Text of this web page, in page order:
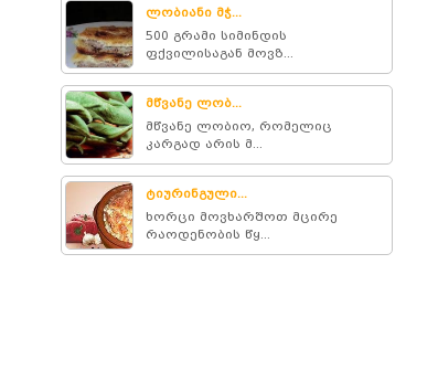
ლობიანი მჭ...
500 გრამი სიმინდის
ფქვილისაგან მოვზ...
მწვანე ლობ...
მწვანე ლობიო, რომელიც
კარგად არის მ...
ტიურინგული...
ხორცი მოვხარშოთ მცირე
რაოდენობის წყ...